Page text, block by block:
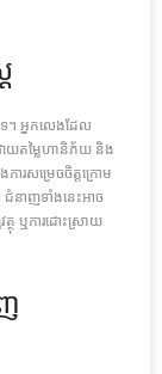
។ អ្នកលេងដែល
ាយតម្លៃហានិភ័យ និង
ារសម្រេចចិត្តក្រោម
ជំនាញទាំងនេះអាច
ថុ ឬការដោះស្រាយ